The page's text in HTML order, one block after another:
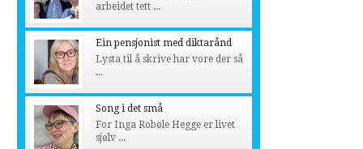
arbeidet tett ...
Ein pensjonist med diktarånd
Lysta til å skrive har vore der så
...
Song i det små
For Inga Robøle Hegge er livet
sjølv ...